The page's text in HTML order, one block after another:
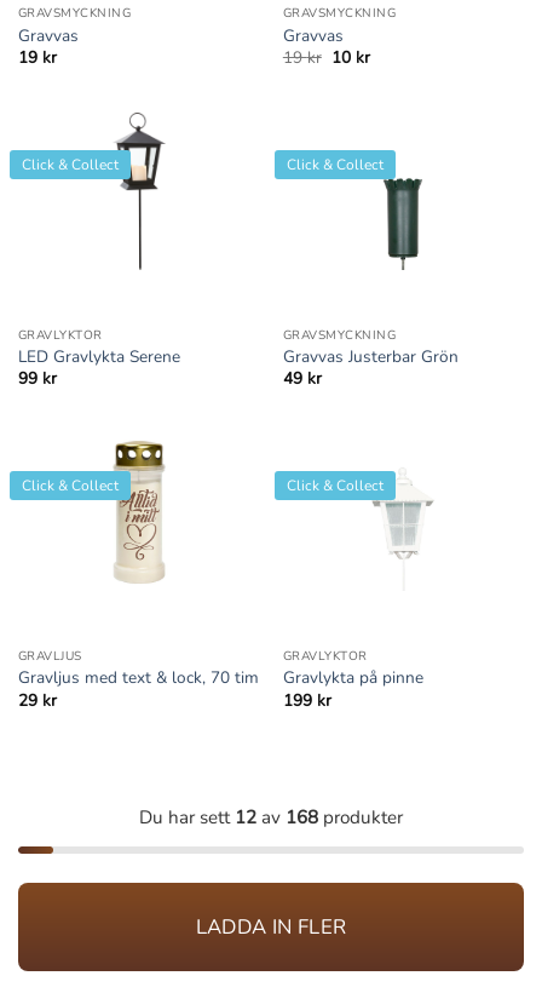
GRAVSMYCKNING
Gravvas
19 kr
GRAVSMYCKNING
Gravvas
19kr Det
10 krDet
Click & Collect
GRAVLYKTOR
LED Gravlykta Serene
99 kr
Click & Collect
GRAVSMYCKNING
Gravvas Justerbar Grön
49 kr
Click & Collect
GRAVLJUS
Gravljus med text & lock, 70 tim
29 kr
Click & Collect
GRAVLYKTOR
Gravlykta på pinne
199 kr
Du har sett 12 av 168 produkter
LADDA IN FLER